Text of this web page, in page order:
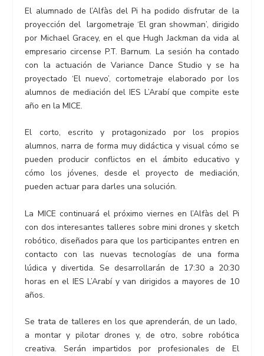
El alumnado de l’Alfàs del Pi ha podido disfrutar de la
proyección del largometraje ‘El gran showman’, dirigido
por Michael Gracey, en el que Hugh Jackman da vida al
empresario circense P.T. Barnum. La sesión ha contado
con la actuación de Variance Dance Studio y se ha
proyectado ‘El nuevo’, cortometraje elaborado por los
alumnos de mediación del IES L’Arabí que compite este
año en la MICE.
El corto, escrito y protagonizado por los propios
alumnos, narra de forma muy didáctica y visual cómo se
pueden producir conflictos en el ámbito educativo y
cómo los jóvenes, desde el proyecto de mediación,
pueden actuar para darles una solución.
La MICE continuará el próximo viernes en l’Alfàs del Pi
con dos interesantes talleres sobre mini drones y sketch
robótico, diseñados para que los participantes entren en
contacto con las nuevas tecnologías de una forma
lúdica y divertida. Se desarrollarán de 17:30 a 20:30
horas en el IES L’Arabí y van dirigidos a mayores de 10
años.
Se trata de talleres en los que aprenderán, de un lado,
a montar y pilotar drones y, de otro, sobre robótica
creativa. Serán impartidos por profesionales de El